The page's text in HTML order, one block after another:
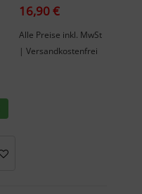
16,90 €
Alle Preise inkl. MwSt
| Versandkostenfrei